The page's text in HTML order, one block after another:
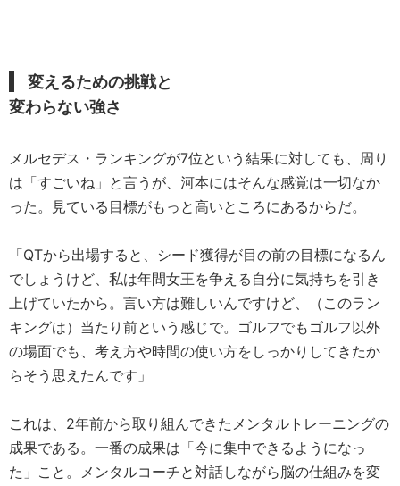
変えるための挑戦と
変わらない強さ
メルセデス・ランキングが7位という結果に対しても、周り
は「すごいね」と言うが、河本にはそんな感覚は一切なか
った。見ている目標がもっと高いところにあるからだ。
「QTから出場すると、シード獲得が目の前の目標になるん
でしょうけど、私は年間女王を争える自分に気持ちを引き
上げていたから。言い方は難しいんですけど、（このラン
キングは）当たり前という感じで。ゴルフでもゴルフ以外
の場面でも、考え方や時間の使い方をしっかりしてきたか
らそう思えたんです」
これは、2年前から取り組んできたメンタルトレーニングの
成果である。一番の成果は「今に集中できるようになっ
た」こと。メンタルコーチと対話しながら脳の仕組みを変